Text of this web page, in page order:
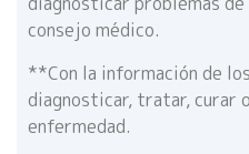
consejo médico.
**Con la información de
diagnosticar, tratar, curar
enfermedad.